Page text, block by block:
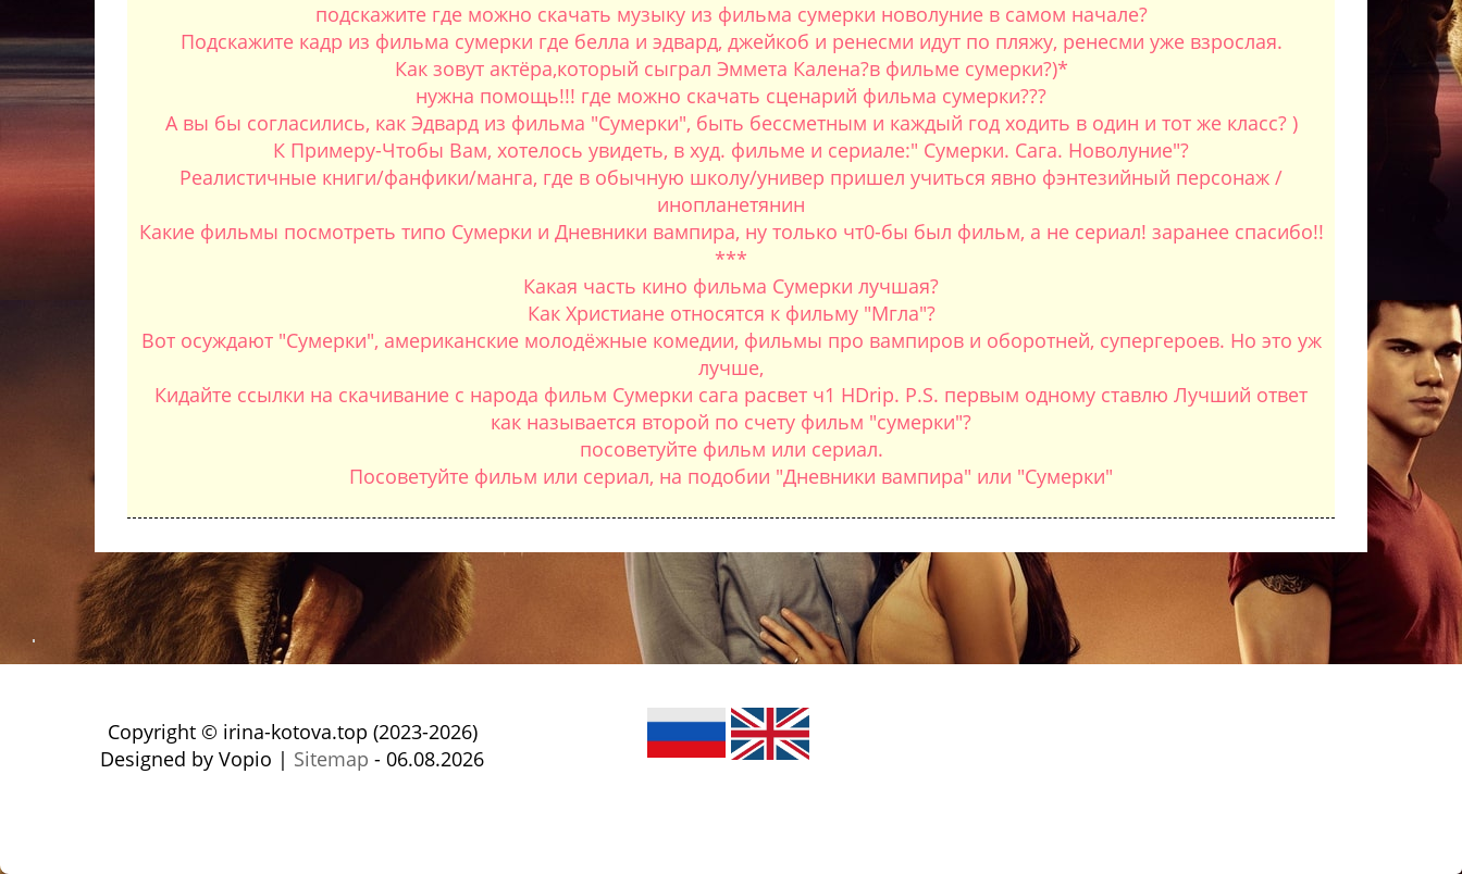
подскажите где можно скачать музыку из фильма сумерки новолуние в самом начале?
Подскажите кадр из фильма сумерки где белла и эдвард, джейкоб и ренесми идут по пляжу, ренесми уже взрослая.
Как зовут актёра,который сыграл Эммета Калена?в фильме сумерки?)*
нужна помощь!!! где можно скачать сценарий фильма сумерки???
А вы бы согласились, как Эдвард из фильма "Сумерки", быть бессметным и каждый год ходить в один и тот же класс? )
К Примеру-Чтобы Вам, хотелось увидеть, в худ. фильме и сериале:" Сумерки. Сага. Новолуние"?
Реалистичные книги/фанфики/манга, где в обычную школу/универ пришел учиться явно фэнтезийный персонаж /
инопланетянин
Какие фильмы посмотреть типо Сумерки и Дневники вампира, ну только чт0-бы был фильм, а не сериал! заранее спасибо!!
***
Какая часть кино фильма Сумерки лучшая?
Как Христиане относятся к фильму "Мгла"?
Вот осуждают "Сумерки", американские молодёжные комедии, фильмы про вампиров и оборотней, супергероев. Но это уж
лучше,
Кидайте ссылки на скачивание с народа фильм Сумерки сага расвет ч1 HDrip. P.S. первым одному ставлю Лучший ответ
как называется второй по счету фильм "сумерки"?
посоветуйте фильм или сериал.
Посоветуйте фильм или сериал, на подобии "Дневники вампира" или "Сумерки"
Copyright © irina-kotova.top (2023-2026)
Designed by Vopio | Sitemap - 06.08.2026